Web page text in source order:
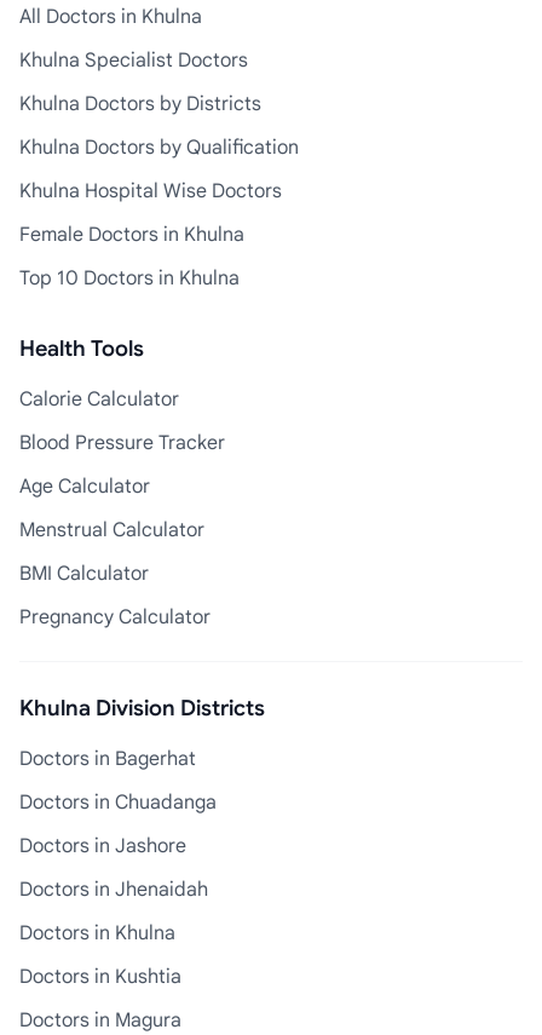
All Doctors in Khulna
Khulna Specialist Doctors
Khulna Doctors by Districts
Khulna Doctors by Qualification
Khulna Hospital Wise Doctors
Female Doctors in Khulna
Top 10 Doctors in Khulna
Health Tools
Calorie Calculator
Blood Pressure Tracker
Age Calculator
Menstrual Calculator
BMI Calculator
Pregnancy Calculator
Khulna Division Districts
Doctors in Bagerhat
Doctors in Chuadanga
Doctors in Jashore
Doctors in Jhenaidah
Doctors in Khulna
Doctors in Kushtia
Doctors in Magura